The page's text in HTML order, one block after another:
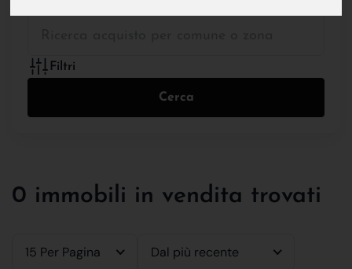
Filtri
Cerca
0 immobili in vendita trovati
15 Per Pagina Dal più recente